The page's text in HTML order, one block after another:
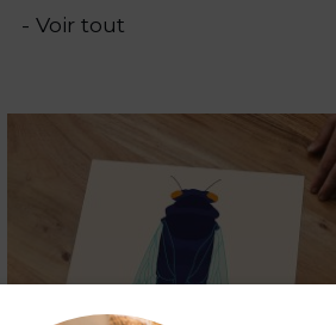
- Voir tout